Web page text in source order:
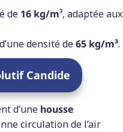
de 16 kg/m³, adaptée aux
d’une densité de65 kg/m³.
Candide
d’une housse
circulation de l’air